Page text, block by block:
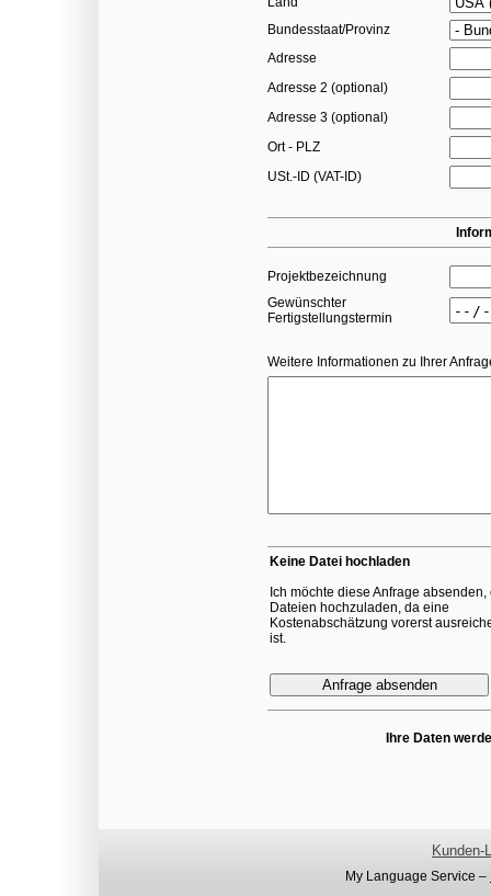
Bundesstaat/Provinz
Adresse
Adresse 2 (optional)
Adresse 3 (optional)
Ort - PLZ
USt.-ID (VAT-ID)
Projektbezeichnung
Gewünschter
Fertigstellungstermin
Weitere Informationen zu Ihrer
Keine Datei hochladen
Ich möchte diese Anfrage absenden,
Dateien hochzuladen, da eine
Kostenabschätzung vorerst
ist.
Ihre Daten
Kunden-
My Language Service –